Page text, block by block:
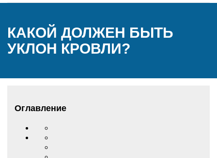
КАКОЙ ДОЛЖЕН БЫТЬ
УКЛОН КРОВЛИ?
Оглавление